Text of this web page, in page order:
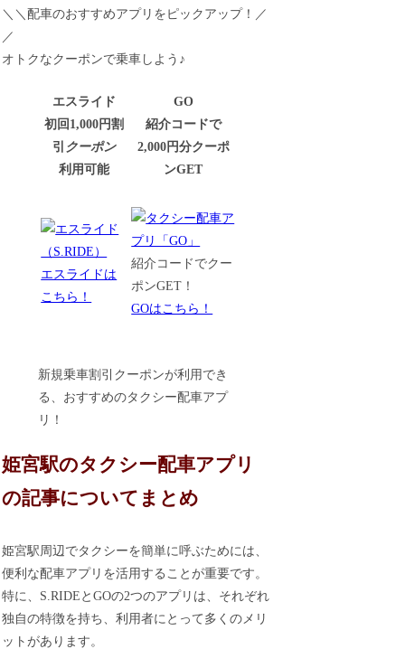
＼＼配車のおすすめアプリをピックアップ！／
／
オトクなクーポンで乗車しよう♪
エスライド
初回1,000円割
引 クーポン
利用可能
GO
紹介コードで
2,000円分クーポ
ンGET
エスライドは
こちら！
紹介コードでクー
ポンGET！
GOはこちら！
新規乗車割引クーポンが利用でき
る、おすすめのタクシー配車アプ
リ！
姫宮駅のタクシー配車アプリ
の記事についてまとめ
姫宮駅周辺でタクシーを簡単に呼ぶためには、
便利な配車アプリを活用することが重要です。
特に、S.RIDEとGOの2つのアプリは、それぞれ
独自の特徴を持ち、利用者にとって多くのメリ
ットがあります。